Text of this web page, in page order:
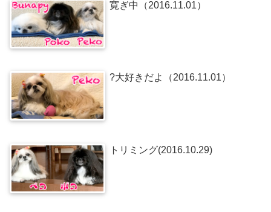
寛ぎ中（2016.11.01）
?大好きだよ（2016.11.01）
トリミング(2016.10.29)